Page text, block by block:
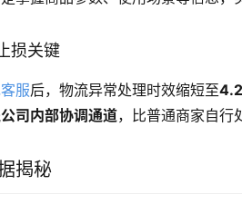
损关键
服后，物流异常处理时效缩短至
司内部协调通道，比普通商家自行
揭秘